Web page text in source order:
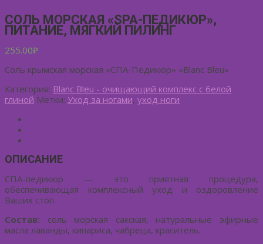
СОЛЬ МОРСКАЯ «SPA-ПЕДИКЮР»,
ПИТАНИЕ, МЯГКИЙ ПИЛИНГ
255.00₽
Соль крымская морская «СПА-Педикюр» «Blanc Bleu»
Категория: Blanc Bleu - очищающий комплекс с белой
глиной Метки: Уход за ногами, уход ноги
ОПИСАНИЕ
СПА-педикюр — это приятная процедура,
обеспечивающая комплексный уход и оздоровление
Ваших стоп.
Состав: соль морская сакская, натуральные эфирные
масла лаванды, кипариса, чабреца, краситель.